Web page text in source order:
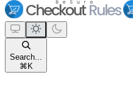
Search...
⌘ K